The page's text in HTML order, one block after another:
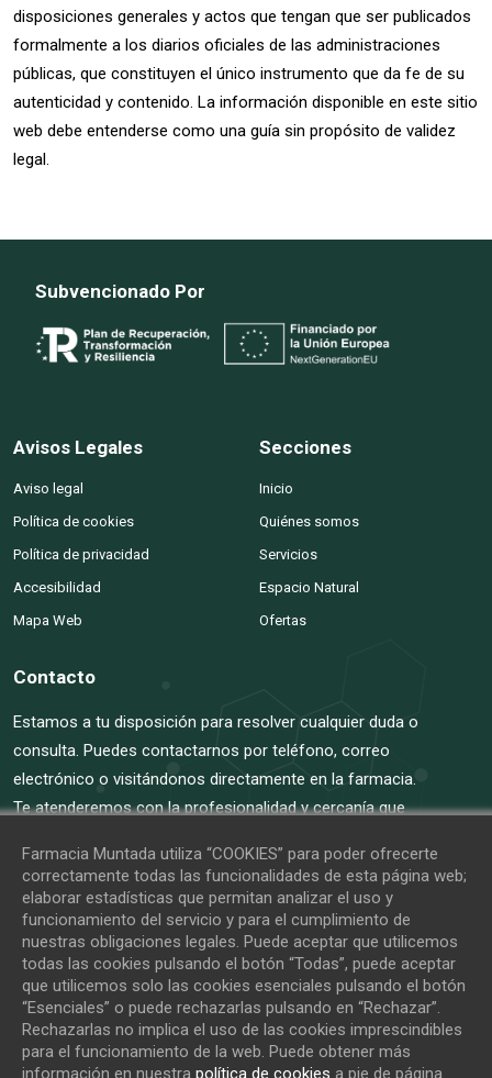
disposiciones generales y actos que tengan que ser publicados
formalmente a los diarios oficiales de las administraciones
públicas, que constituyen el único instrumento que da fe de su
autenticidad y contenido. La información disponible en este sitio
web debe entenderse como una guía sin propósito de validez
legal.
Subvencionado Por
Avisos Legales
Aviso legal
Política de cookies
Política de privacidad
Accesibilidad
Mapa Web
Secciones
Inicio
Quiénes somos
Servicios
Espacio Natural
Ofertas
Contacto
Estamos a tu disposición para resolver cualquier duda o
consulta. Puedes contactarnos por teléfono, correo
electrónico o visitándonos directamente en la farmacia.
Te atenderemos con la profesionalidad y cercanía que
anabeatobe@farmaciamuntada.com
+34 938 64 96 80
Instagram
Farmacia Muntada utiliza “COOKIES” para poder ofrecerte
correctamente todas las funcionalidades de esta página web;
elaborar estadísticas que permitan analizar el uso y
funcionamiento del servicio y para el cumplimiento de
nuestras obligaciones legales. Puede aceptar que utilicemos
todas las cookies pulsando el botón “Todas”, puede aceptar
que utilicemos solo las cookies esenciales pulsando el botón
“Esenciales” o puede rechazarlas pulsando en “Rechazar”.
Rechazarlas no implica el uso de las cookies imprescindibles
para el funcionamiento de la web. Puede obtener más
información en nuestra política de cookies a pie de página.